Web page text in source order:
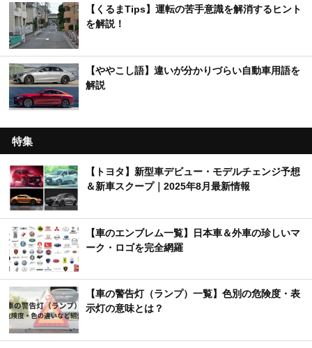
【くるまTips】運転の苦手意識を解消するヒント
を解説！
【ややこし語】違いが分かりづらい自動車用語を
解説
特集
【トヨタ】新型車デビュー・モデルチェンジ予想
＆新車スクープ｜2025年8月最新情報
【車のエンブレム一覧】日本車＆外車の珍しいマ
ーク・ロゴを完全網羅
【車の警告灯（ランプ）一覧】色別の危険度・表
示灯の意味とは？